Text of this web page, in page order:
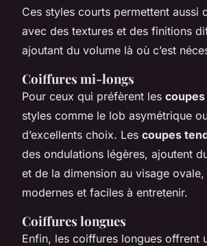
Ces styles courts permettent aussi
avec des textures et des finitions
ajoutant du volume là où c’est
Coiffures mi-longs
Pour ceux qui préfèrent les
styles comme le lob asymétrique
d’excellents choix. Les coupes
des ondulations légères, ajoutent
et de la dimension au visage
modernes et faciles à entretenir.
Coiffures longues
Enfin, les coiffures longues offrent